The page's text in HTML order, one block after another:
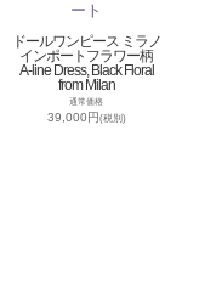
ドールワンピース ミラノ
インポートフラワー柄
A-line Dress, Black Floral
from Milan
通常価格
39,000円(税別)